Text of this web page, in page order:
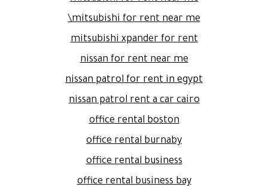
mitsubishi for rent near me\
mitsubishi xpander for rent
nissan for rent near me
nissan patrol for rent in egypt
nissan patrol rent a car cairo
office rental boston
office rental burnaby
office rental business
office rental business bay